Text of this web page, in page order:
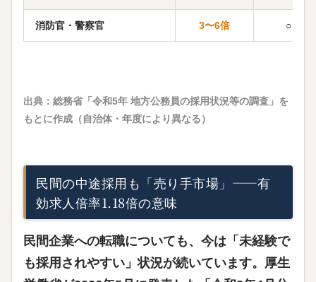
消防官・警察官 3〜6倍 ○
出典：総務省「令和5年 地方公務員の採用状況等の調査」を
もとに作成（自治体・年度により異なる）
民間の中途採用も「売り手市場」——有
効求人倍率1.18倍の意味
民間企業への転職についても、今は「未経験で
も採用されやすい」状況が続いています。厚生